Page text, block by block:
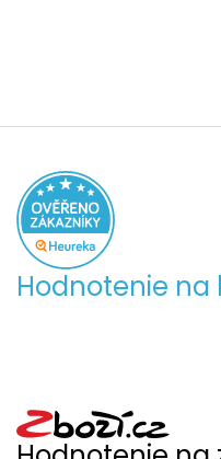
Hodnotenie na